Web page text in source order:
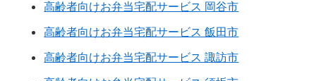
高齢者向けお弁当宅配サービス 岡谷市
高齢者向けお弁当宅配サービス 飯田市
高齢者向けお弁当宅配サービス 諏訪市